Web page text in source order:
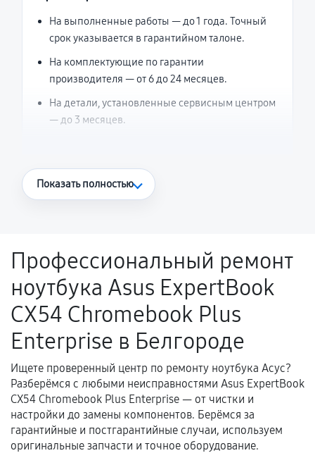
На выполненные работы — до 1 года. Точный
срок указывается в гарантийном талоне.
На комплектующие по гарантии
производителя — от 6 до 24 месяцев.
На детали, установленные сервисным центром
— до 3 месяцев.
Что считается гарантийным случаем
Поломка установленной детали при
нормальной эксплуатации в течение
гарантийного срока.
Несоответствие комплектующей заявленным
техническим характеристикам.
Документы для подтверждения
гарантии
Гарантийный талон.
Показать полностью
Профессиональный ремонт
ноутбука Asus ExpertBook
CX54 Chromebook Plus
Enterprise в Белгороде
Ищете проверенный центр по ремонту ноутбука Асус?
Разберёмся с любыми неисправностями Asus ExpertBook
CX54 Chromebook Plus Enterprise — от чистки и
настройки до замены компонентов. Берёмся за
гарантийные и постгарантийные случаи, используем
оригинальные запчасти и точное оборудование.